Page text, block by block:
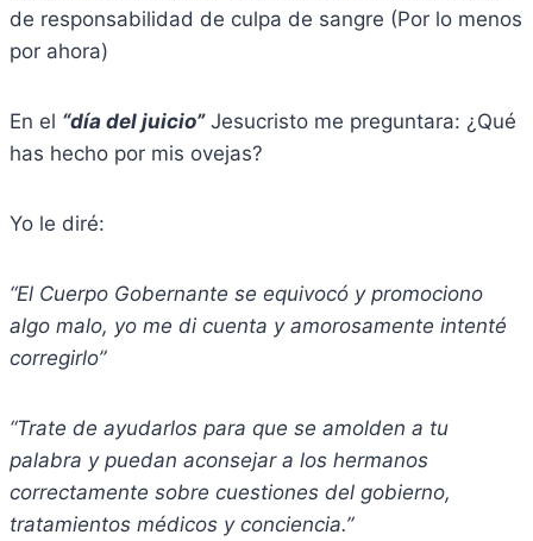
de responsabilidad de culpa de sangre (Por lo menos
por ahora)
En el “día del juicio”Jesucristo me preguntara: ¿Qué
has hecho por mis ovejas?
Yo le diré:
“El Cuerpo Gobernante se equivocó y promociono
algo malo, yo me di cuenta y amorosamente intenté
corregirlo”
“Trate de ayudarlos para que se amolden a tu
palabra y puedan aconsejar a los hermanos
correctamente sobre cuestiones del gobierno,
tratamientos médicos y conciencia.”